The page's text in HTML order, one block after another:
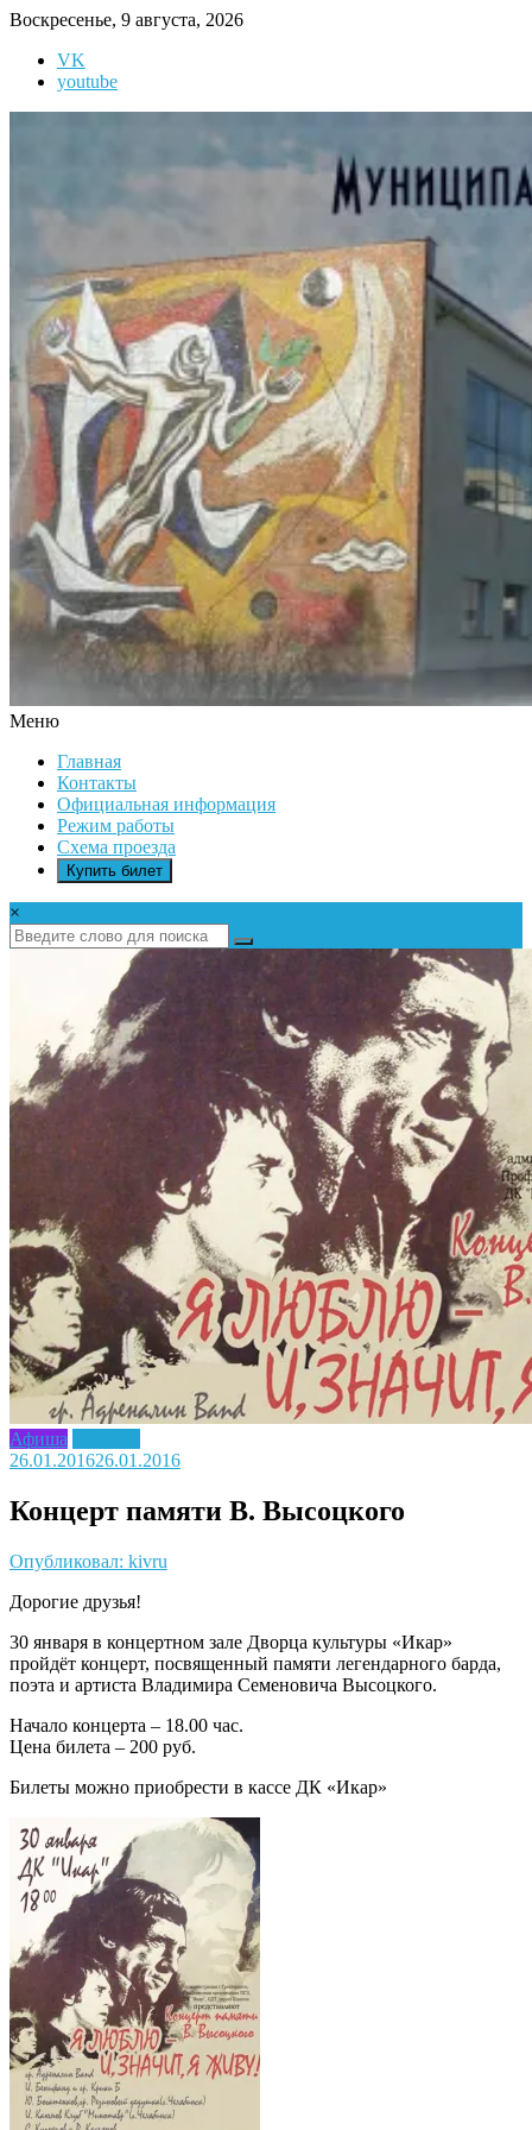
Перейти
содержимому
Воскресенье, 9 августа, 2026
VK
youtube
ИКАР
Меню
Главная
Контакты
Официальная информация
Режим работы
Схема проезда
Купить билет
×
Афиша
26.01.201626.01.2016
Концерт памяти В. Высоцкого
Опубликовал: kivru
Дорогие друзья!
30 января в концертном зале Дворца культуры «Икар»
пройдёт концерт, посвященный памяти легендарного барда,
поэта и артиста Владимира Семеновича Высоцкого.
Начало концерта – 18.00 час.
Цена билета – 200 руб.
Билеты можно приобрести в кассе ДК «Икар»